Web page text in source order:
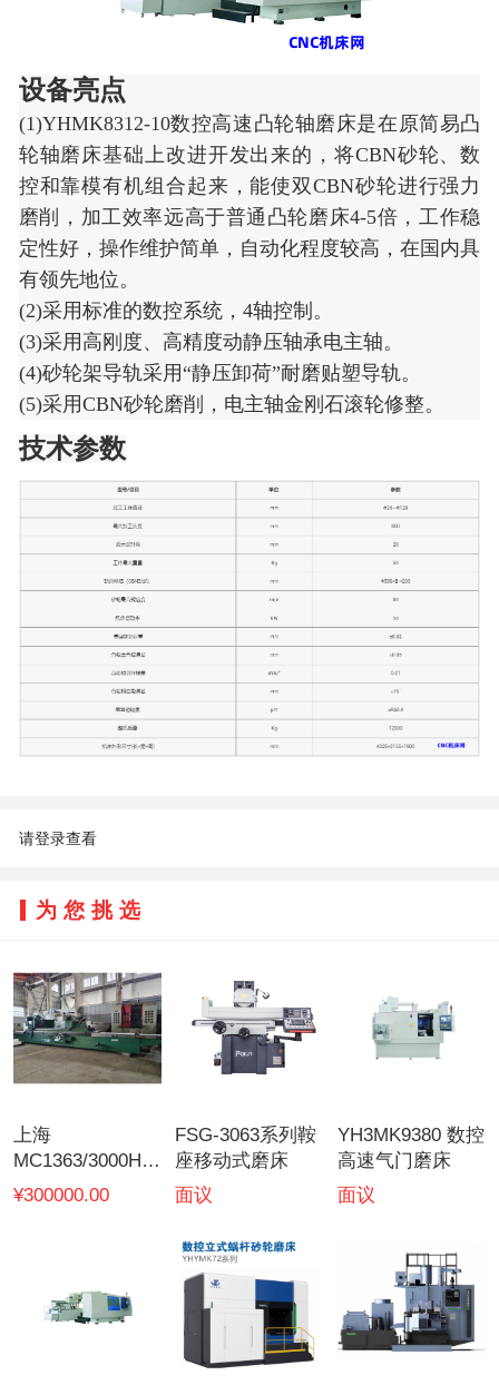
设备亮点
(1)YHMK8312-10数控高速凸轮轴磨床是在原简易凸
轮轴磨床基础上改进开发出来的，将CBN砂轮、数
控和靠模有机组合起来，能使双CBN砂轮进行强力
磨削，加工效率远高于普通凸轮磨床4-5倍，工作稳
定性好，操作维护简单，自动化程度较高，在国内具
有领先地位。
(2)采用标准的数控系统，4轴控制。
(3)采用高刚度、高精度动静压轴承电主轴。
(4)砂轮架导轨采用“静压卸荷”耐磨贴塑导轨。
(5)采用CBN砂轮磨削，电主轴金刚石滚轮修整。
技术参数
请登录查看
为您挑选
上海
MC1363/3000H外
圆磨床
¥300000.00
FSG-3063系列鞍
座移动式磨床
面议
YH3MK9380 数控
高速气门磨床
面议